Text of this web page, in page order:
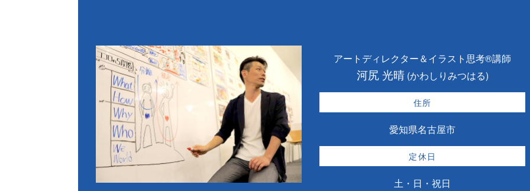
アートディレクター＆イラスト思考®講師
河尻 光晴(かわしりみつはる)
住所
愛知県名古屋市
定休日
土・日・祝日